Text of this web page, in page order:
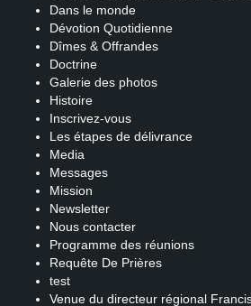
Dans le monde
Dévotion Quotidienne
Dîmes & Offrandes
Doctrine
Galerie des photos
Histoire
Inscrivez-vous
Les étapes de délivrance
Media
Messages
Mission
Newsletter
Nous contacter
Programme des réunions
Requête De Prières
test
Venue du directeur régional